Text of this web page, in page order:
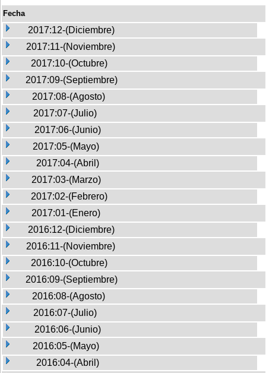
Fecha
2017:12-(Diciembre)
2017:11-(Noviembre)
2017:10-(Octubre)
2017:09-(Septiembre)
2017:08-(Agosto)
2017:07-(Julio)
2017:06-(Junio)
2017:05-(Mayo)
2017:04-(Abril)
2017:03-(Marzo)
2017:02-(Febrero)
2017:01-(Enero)
2016:12-(Diciembre)
2016:11-(Noviembre)
2016:10-(Octubre)
2016:09-(Septiembre)
2016:08-(Agosto)
2016:07-(Julio)
2016:06-(Junio)
2016:05-(Mayo)
2016:04-(Abril)